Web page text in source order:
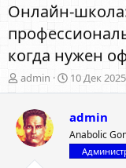
Онлайн-
когда нужен
А
в
о
р
т
admin
Д
а
а
н
а
ч
10 Дек 2025
admin
Anabolic